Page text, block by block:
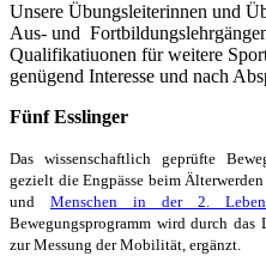
Unsere Übungsleiterinnen und
Aus- und
Qualifikatiuonen für weitere
genügend Interesse und nach
Fünf Esslinger
Das wissenschaftlich geprüfte
gezielt die Engpässe beim
und Menschen in der 2.
Bewegungsprogramm wird durch das
zur Messung der Mobilität, ergänzt.